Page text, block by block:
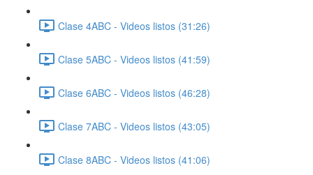
Clase 4ABC - Videos listos (31:26)
Clase 5ABC - Videos listos (41:59)
Clase 6ABC - Videos listos (46:28)
Clase 7ABC - Videos listos (43:05)
Clase 8ABC - Videos listos (41:06)